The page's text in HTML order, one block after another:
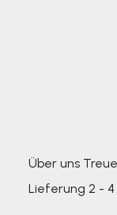
Über uns
Lieferung 2 -